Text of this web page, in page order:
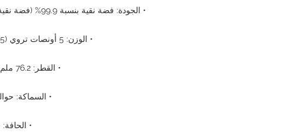
• الجودة: فضة نقية بنسبة 99.9% (فضة نقية عيار 999)
• الوزن: 5 أونصات تروي (155.5 جرام)
• القطر: 76.2 ملم (3 بوصات)
• السماكة: حوالي
•